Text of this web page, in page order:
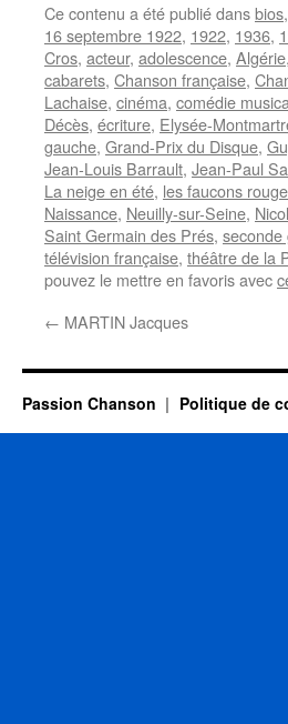
Ce contenu a été publié dansbios
16 septembre 1922, 1922, 1936,
Cros, acteur, adolescence, Algérie,
cabarets, Chanson française,
Lachaise, cinéma, comédie
Décès, écriture, Elysée-
gauche, Grand-Prix du Disque,
Jean-Louis Barrault, Jean-Paul
La neige en été, les faucons
Naissance, Neuilly-sur-Seine,
Saint Germain des Prés, seconde
télévision française, théâtre de la
pouvez le mettre en favoris avec
← MARTIN Jacques
Passion Chanson Politique de